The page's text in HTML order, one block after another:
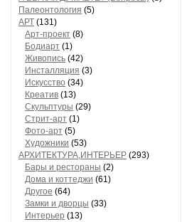
Палеонтология (5)
АРТ (131)
Арт-проект (8)
Бодиарт (1)
Живопись (42)
Инсталляция (3)
Искусство (34)
Креатив (13)
Скульптуры (29)
Стрит-арт (1)
Фото-арт (5)
Художники (53)
АРХИТЕКТУРА,ИНТЕРЬЕР (293)
Бары и рестораны (2)
Дома и коттеджи (61)
Другое (64)
Замки и дворцы (33)
Интерьер (13)